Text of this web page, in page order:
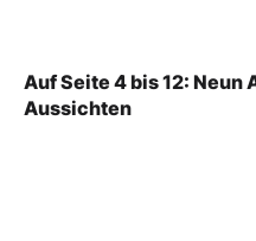
Auf Seite 4 bis 12:
Aussichten